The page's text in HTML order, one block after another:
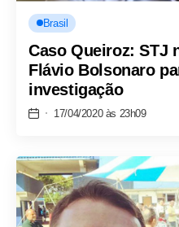
Brasil
Caso Queiroz: STJ
Flávio Bolsonaro
investigação
17/04/2020 às 23h09